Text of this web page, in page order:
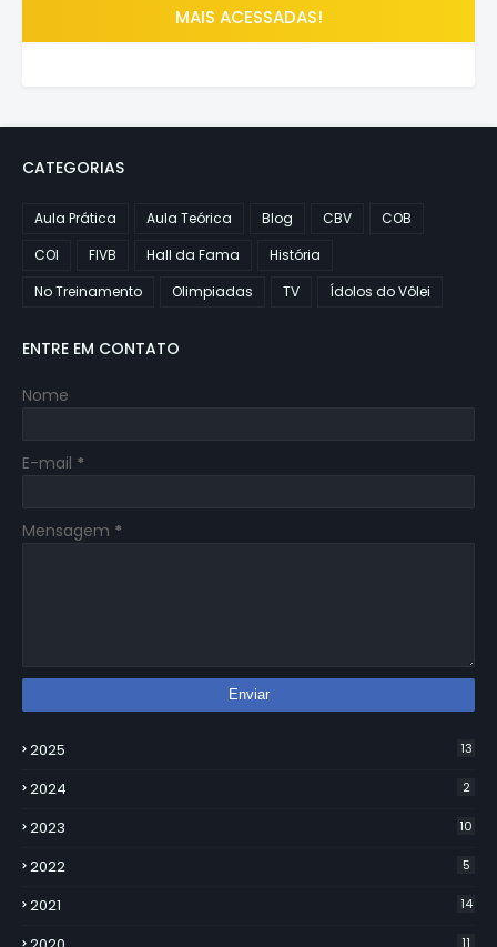
MAIS ACESSADAS!
CATEGORIAS
Aula Prática Aula Teórica Blog CBV
COB
COI
FIVB Hall da Fama
História
No Treinamento
Olimpiadas TV Ídolos do Vôlei
ENTRE EM CONTATO
Nome
E-mail *
Mensagem *
2025 13
2024 2
2023 10
2022 5
2021 14
11